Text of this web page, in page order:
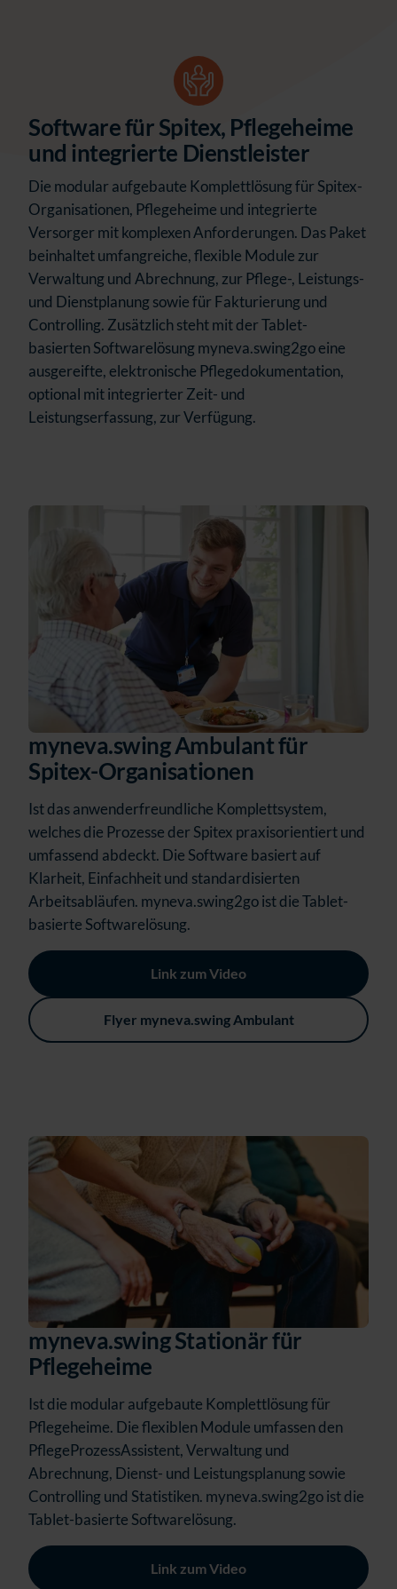
Software für Spitex, Pflegeheime
und integrierte Dienstleister
Die modular aufgebaute Komplettlösung für Spitex-
Organisationen, Pflegeheime und integrierte
Versorger mit komplexen Anforderungen. Das Paket
beinhaltet umfangreiche, flexible Module zur
Verwaltung und Abrechnung, zur Pflege-, Leistungs-
und Dienstplanung sowie für Fakturierung und
Controlling. Zusätzlich steht mit der Tablet-
basierten Softwarelösung myneva.swing2go eine
ausgereifte, elektronische Pflegedokumentation,
optional mit integrierter Zeit- und
Leistungserfassung, zur Verfügung.
myneva.swing Ambulant für
Spitex-Organisationen
Ist das anwenderfreundliche Komplettsystem,
welches die Prozesse der Spitex praxisorientiert und
umfassend abdeckt. Die Software basiert auf
Klarheit, Einfachheit und standardisierten
Arbeitsabläufen. myneva.swing2go ist die Tablet-
basierte Softwarelösung.
Link zum Video
Flyer myneva.swing Ambulant
myneva.swing Stationär für
Pflegeheime
Ist die modular aufgebaute Komplettlösung für
Pflegeheime. Die flexiblen Module umfassen den
PflegeProzessAssistent, Verwaltung und
Abrechnung, Dienst- und Leistungsplanung sowie
Controlling und Statistiken. myneva.swing2go ist die
Tablet-basierte Softwarelösung.
Link zum Video